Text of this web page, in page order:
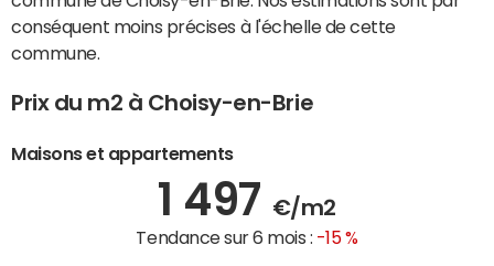
conséquent moins précises à l'échelle de cette
commune.
Prix du m2 à Choisy-en-Brie
Maisons et appartements
1 497 €/m2
Tendance sur 6 mois : -15 %